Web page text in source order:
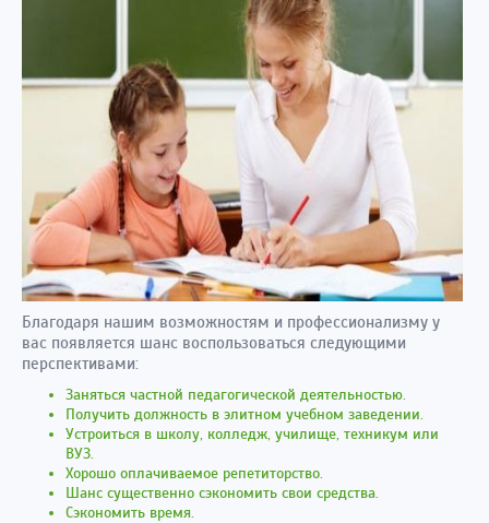
Благодаря нашим возможностям и профессионализму у
вас появляется шанс воспользоваться следующими
перспективами:
Заняться частной педагогической деятельностью.
Получить должность в элитном учебном заведении.
Устроиться в школу, колледж, училище, техникум или
ВУЗ.
Хорошо оплачиваемое репетиторство.
Шанс существенно сэкономить свои средства.
Сэкономить время.